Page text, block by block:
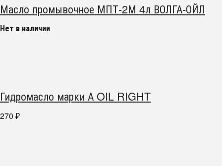
Масло промывочное МПТ-2М 4л ВОЛГА-ОЙЛ
Нет в наличии
Гидромасло марки А OIL RIGHT
270 ₽